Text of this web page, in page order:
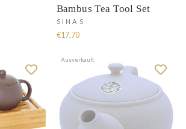
Bambus Tea Tool Set
SINAS
€17,70
Ausverkauft